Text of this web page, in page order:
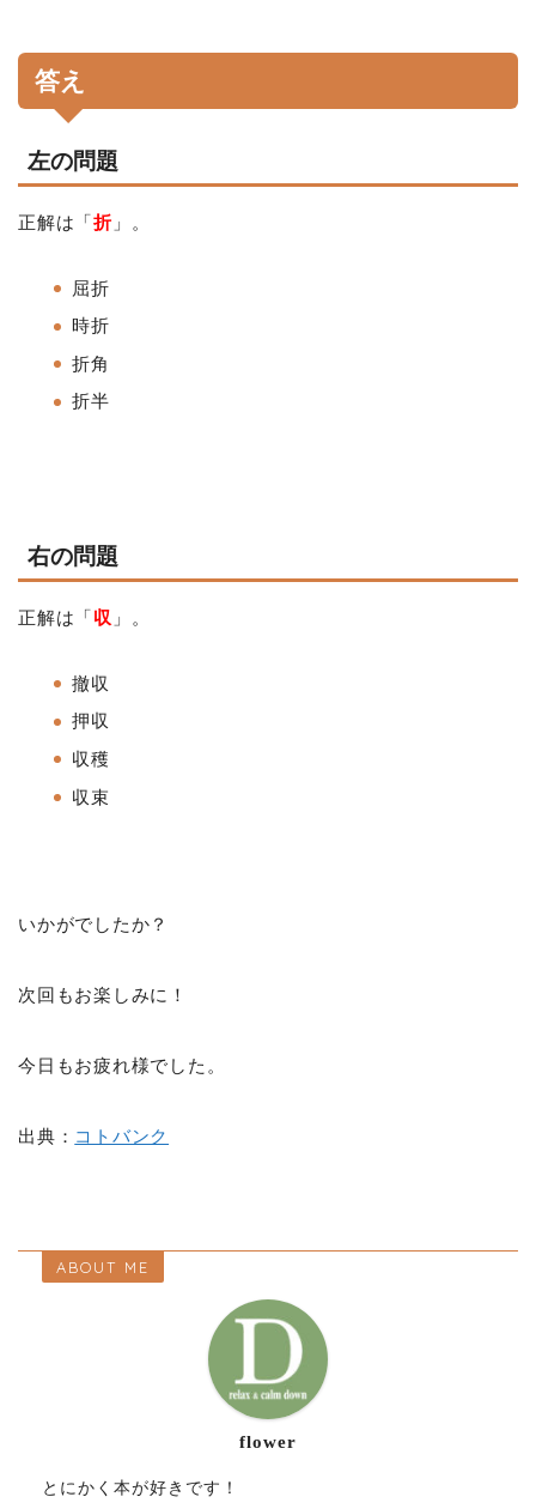
答え
左の問題
正解は「折」。
屈折
時折
折角
折半
右の問題
正解は「収 」。
撤収
押収
収穫
収束
いかがでしたか？
次回もお楽しみに！
今日もお疲れ様でした。
出典： コトバンク
ABOUT ME
flower
とにかく本が好きです！